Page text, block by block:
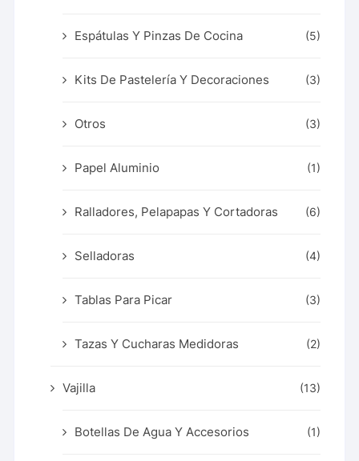
Espátulas Y Pinzas De Cocina (5)
Kits De Pastelería Y Decoraciones (3)
Otros (3)
Papel Aluminio (1)
Ralladores, Pelapapas Y Cortadoras (6)
Selladoras (4)
Tablas Para Picar (3)
Tazas Y Cucharas Medidoras (2)
Vajilla (13)
Botellas De Agua Y Accesorios (1)